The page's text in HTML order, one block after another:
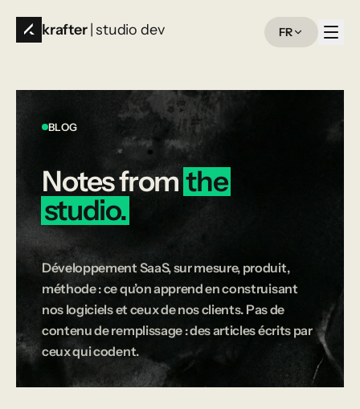
krafter | studio dev FR
BLOG
Notesfrom the
studio.
Développement SaaS, sur mesure, produit,
méthode : ce qu’on apprend en construisant
nos logiciels et ceux de nos clients. Pas de
contenu de remplissage : des articles écrits par
ceux qui codent.